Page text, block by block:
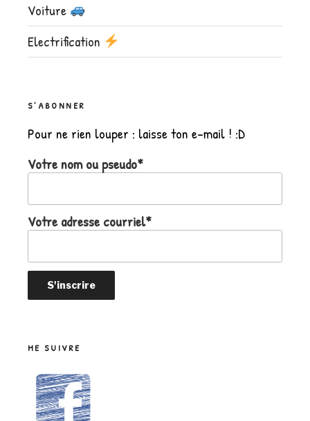
Voiture
Electrification
S’ABONNER
Pour ne rien louper : laisse ton e-mail ! :D
Votre nom ou pseudo*
Votre adresse courriel*
ME SUIVRE